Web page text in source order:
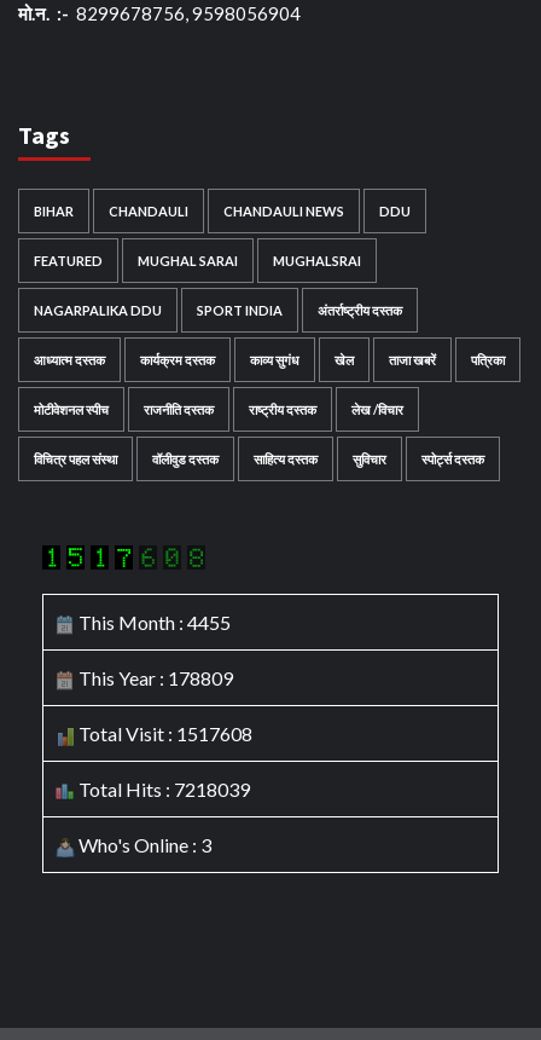
मो.न. :- 8299678756, 9598056904
Tags
BIHAR CHANDAULI CHANDAULI NEWS DDU
FEATURED MUGHAL SARAI MUGHALSRAI
NAGARPALIKA DDU SPORT INDIA अंतर्राष्ट्रीय दस्तक
आध्यात्म दस्तक कार्यक्रम दस्तक काव्य सुगंध खेल ताजा खबरें पत्रिका
मोटीवेशनल स्पीच राजनीति दस्तक राष्ट्रीय दस्तक लेख /विचार
विचित्र पहल संस्था वॉलीवुड दस्तक साहित्य दस्तक सुविचार स्पोर्ट्स दस्तक
This Month : 4455
This Year : 178809
Total Visit : 1517608
Total Hits : 7218039
Who's Online : 3